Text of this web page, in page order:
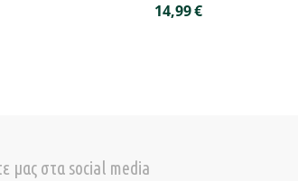
14,99€
μας στα social media